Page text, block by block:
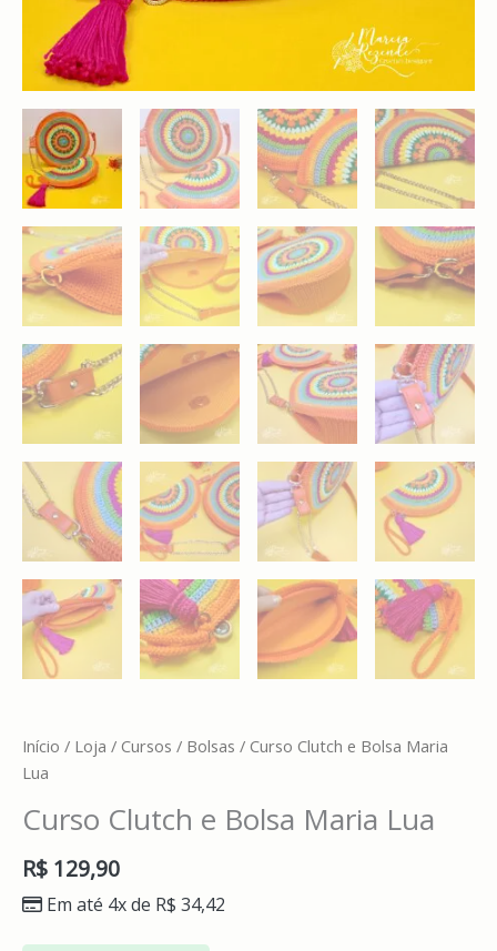
Início / Loja / Cursos / Bolsas / Curso Clutch e Bolsa Maria
Lua
Curso Clutch e Bolsa Maria Lua
R$ 129,90
Em até 4x de R$ 34,42